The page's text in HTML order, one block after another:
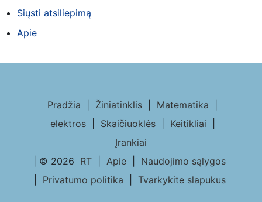
Siųsti atsiliepimą
Apie
Pradžia Žiniatinklis Matematika
elektros
Skaičiuoklės Keitikliai
Įrankiai
| © 2026 RT Apie
Naudojimo sąlygos
Privatumo politika Tvarkykite slapukus